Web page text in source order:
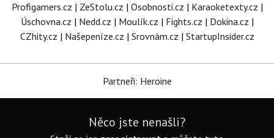
Profigamers.cz | ZeStolu.cz | Osobnosti.cz | Karaoketexty.cz |
Úschovna.cz | Nedd.cz | Moulík.cz | Fights.cz | Dokina.cz |
CZhity.cz | Našepeníze.cz | Srovnám.cz | StartupInsider.cz
Partneři: Heroine
Něco jste nenašli?